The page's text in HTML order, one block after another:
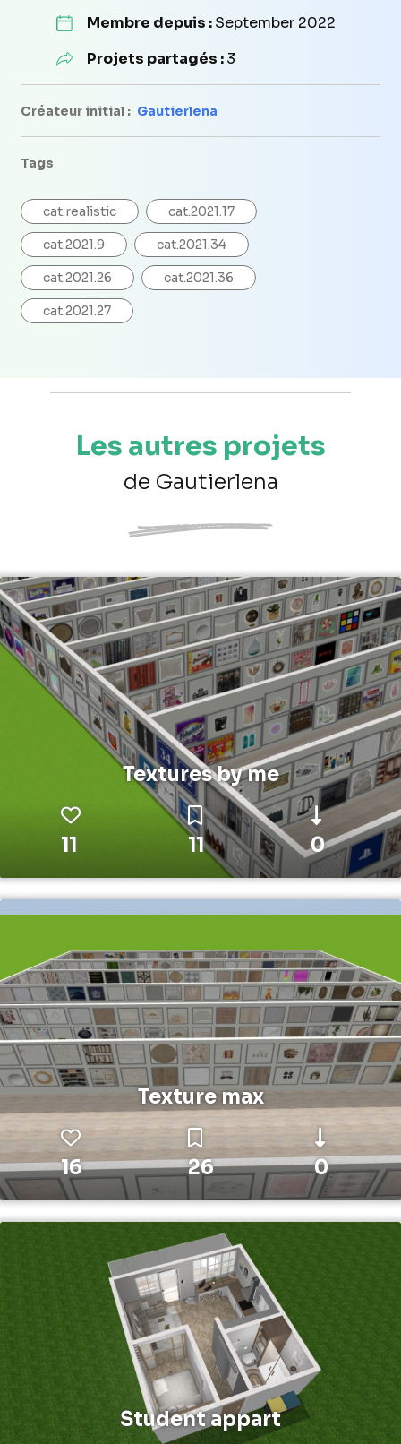
Membre depuis :September 2022
Projets partagés :3
Créateur initial : Gautierlena
Tags
cat.realistic cat.2021.17
cat.2021.9 cat.2021.34
cat.2021.26 cat.2021.36
cat.2021.27
Les autres projets
de Gautierlena
Textures by me
11 11 0
Texture max
16 26 0
Student appart